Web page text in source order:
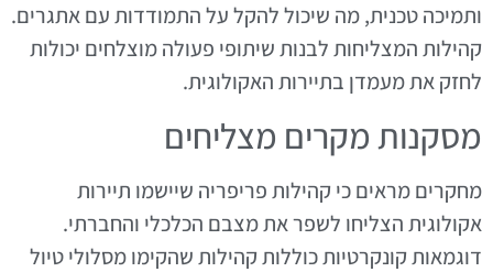
ותמיכה טכנית, מה שיכול להקל על התמודדות עם אתגרים.
קהילות המצליחות לבנות שיתופי פעולה מוצלחים יכולות
לחזק את מעמדן בתיירות האקולוגית.
מסקנות מקרים מצליחים
מחקרים מראים כי קהילות פריפריה שיישמו תיירות
אקולוגית הצליחו לשפר את מצבם הכלכלי והחברתי.
דוגמאות קונקרטיות כוללות קהילות שהקימו מסלולי טיול